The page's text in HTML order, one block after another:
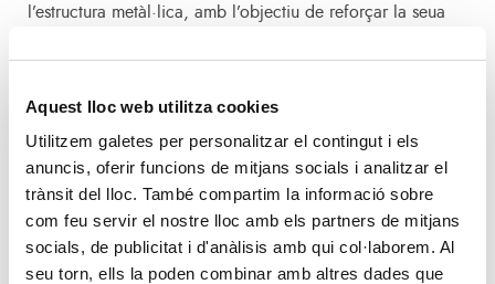
Aquest lloc web utilitza cookies
Utilitzem galetes per personalitzar el contingut i els
anuncis, oferir funcions de mitjans socials i analitzar el
trànsit del lloc. També compartim la informació sobre
com feu servir el nostre lloc amb els partners de mitjans
socials, de publicitat i d'anàlisis amb qui col·laborem. Al
seu torn, ells la poden combinar amb altres dades que
l’estructura metàl·lica, amb l’objectiu de reforçar la seua
d’accés al port. També es milloraran i reforçaran els
recorregut per als vianants millorant les escales d’accés i
les baranes, així com la il·luminació.
Conservació amb criteris ambientalsLa licitació
incorpora a més, condicions especials d’execució de